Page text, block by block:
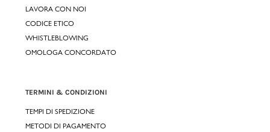
LAVORA CON NOI
CODICE ETICO
WHISTLEBLOWING
OMOLOGA CONCORDATO
TERMINI & CONDIZIONI
TEMPI DI SPEDIZIONE
METODI DI PAGAMENTO